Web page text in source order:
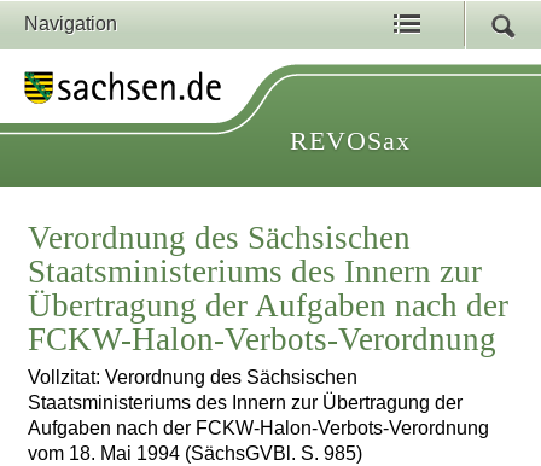
Navigation
REVOSax
Verordnung des Sächsischen
Staatsministeriums des Innern zur
Übertragung der Aufgaben nach der
FCKW-Halon-Verbots-Verordnung
Vollzitat: Verordnung des Sächsischen
Staatsministeriums des Innern zur Übertragung der
Aufgaben nach der FCKW-Halon-Verbots-Verordnung
vom 18. Mai 1994 (SächsGVBl. S. 985)